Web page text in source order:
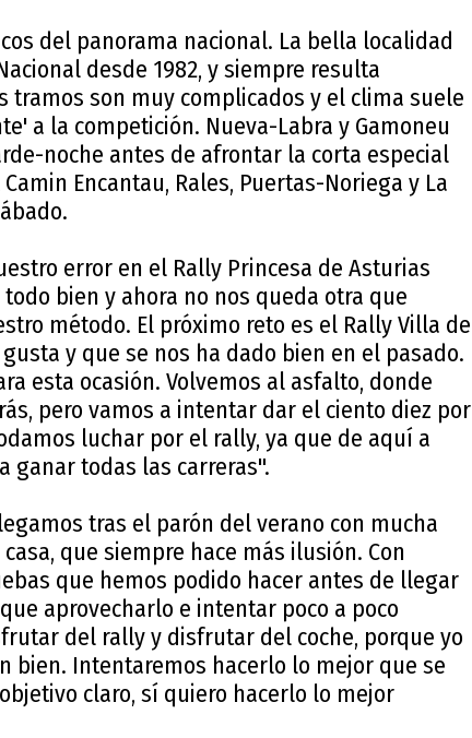
del panorama nacional. La bella localidad
desde 1982, y siempre resulta
tramos son muy complicados y el clima suele
a la competición. Nueva-Labra y Gamoneu
noche antes de afrontar la corta especial
Encantau, Rales, Puertas-Noriega y La
error en el Rally Princesa de Asturias
bien y ahora no nos queda otra que
método. El próximo reto es el Rally Villa de
y que se nos ha dado bien en el pasado.
esta ocasión. Volvemos al asfalto, donde
pero vamos a intentar dar el ciento diez por
luchar por el rally, ya que de aquí a
ganar todas las carreras".
tras el parón del verano con mucha
que siempre hace más ilusión. Con
que hemos podido hacer antes de llegar
aprovecharlo e intentar poco a poco
del rally y disfrutar del coche, porque yo
bien. Intentaremos hacerlo lo mejor que se
claro, sí quiero hacerlo lo mejor